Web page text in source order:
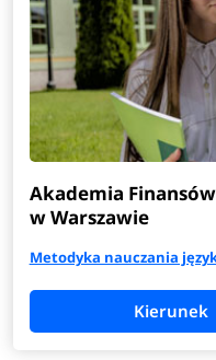
Akademia
w Warszawie
Metodyka nauczania
Kierunek